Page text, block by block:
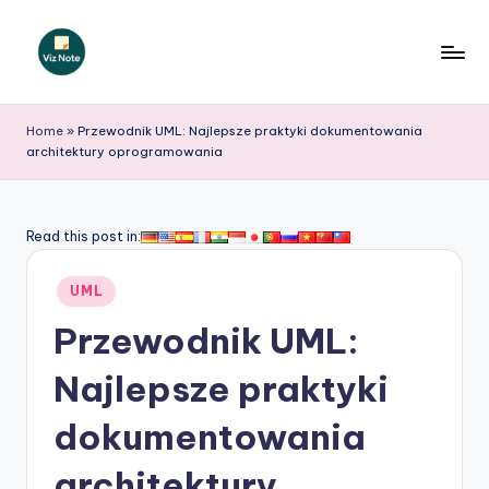
iz
N
t
Home » Przewodnik UML: Najlepsze praktyki dokumentowania
architektury oprogramowania
Read this post in:
Posted
in
UML
Przewodnik UML:
Najlepsze praktyki
dokumentowania